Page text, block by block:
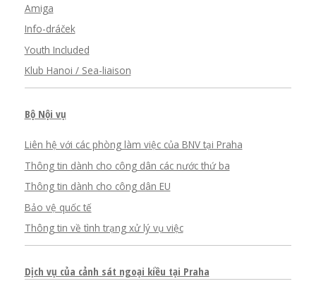
Amiga
Info-dráček
Youth Included
Klub Hanoi / Sea-liaison
Bộ Nội vụ
Liên hệ với các phòng làm việc của BNV tại Praha
Thông tin dành cho công dân các nước thứ ba
Thông tin dành cho công dân EU
Bảo vệ quốc tế
Thông tin về tình trạng xử lý vụ việc
Dịch vụ của cảnh sát ngoại kiều tại Praha